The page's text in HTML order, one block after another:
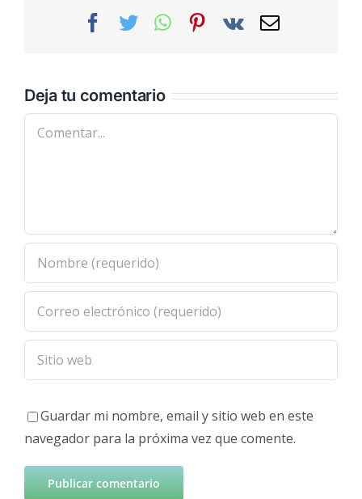
Facebook
TwitterWhatsAppPinterest
Vk
Correo
Deja tu comentario
Comentar
Guardar mi nombre, email y sitio web en este
navegador para la próxima vez que comente.